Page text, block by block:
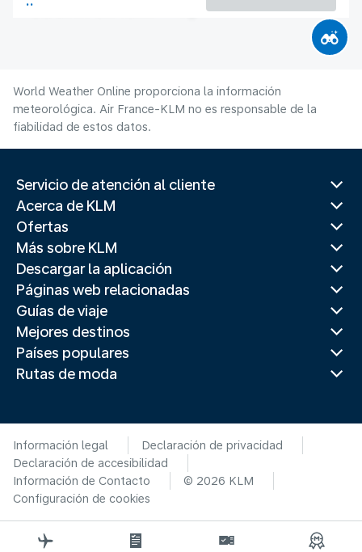
Duración del vuelo
World Weather Online proporciona la información
meteorológica. Air France-KLM no es responsable de la
fiabilidad de estos datos.
Servicio de atención al cliente
Acerca de KLM
Ofertas
Más sobre KLM
Descargar la aplicación
Páginas web relacionadas
Guías de viaje
Mejores destinos
Países populares
Rutas de moda
Información legal
Declaración de privacidad
Declaración de accesibilidad
Información de Contacto
© 2026 KLM
Configuración de cookies